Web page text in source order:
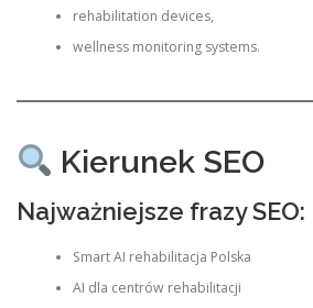
rehabilitation devices,
wellness monitoring systems.
Kierunek SEO
Najważniejsze frazy SEO:
Smart AI rehabilitacja Polska
AI dla centrów rehabilitacji